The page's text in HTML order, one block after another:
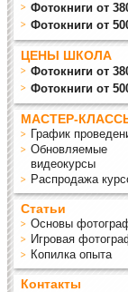
Фотокниги от
Фотокниги от
ЦЕНЫ ШКОЛА
Фотокниги от
Фотокниги от
МАСТЕР-
График
Обновляемые
видеокурсы
Распродажа
Статьи
Основы
Игровая
Копилка опыта
Контакты